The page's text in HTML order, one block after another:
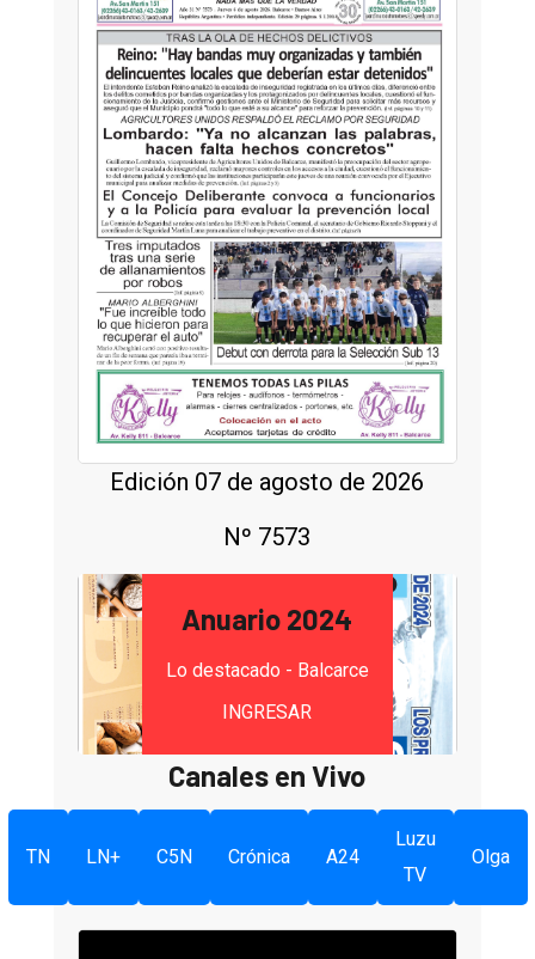
Edición 07 de agosto de 2026
Nº 7573
Anuario 2024
Lo destacado - Balcarce
INGRESAR
Canales en Vivo
TN LN+ C5N Crónica A24
Luzu
TV
Olga